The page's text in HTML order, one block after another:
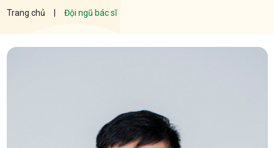
Trang chủ Đội ngũ bác sĩ